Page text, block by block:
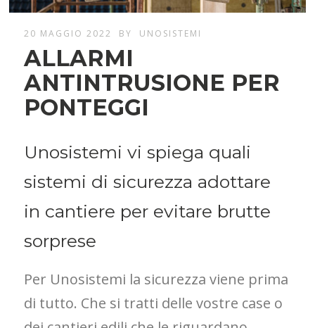
20 MAGGIO 2022 BY UNOSISTEMI
ALLARMI
ANTINTRUSIONE PER
PONTEGGI
Unosistemi vi spiega quali
sistemi di sicurezza adottare
in cantiere per evitare brutte
sorprese
Per Unosistemi la sicurezza viene prima
di tutto. Che si tratti delle vostre case o